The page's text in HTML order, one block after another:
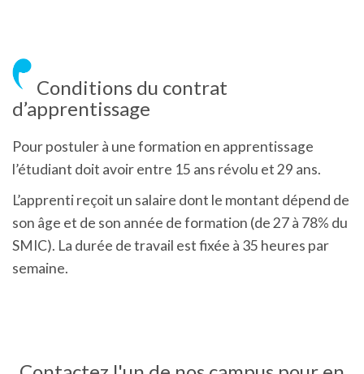
Conditions du contrat
d’apprentissage
Pour postuler à une formation en apprentissage
l’étudiant doit avoir entre 15 ans révolu et 29 ans.
L’apprenti reçoit un salaire dont le montant dépend de
son âge et de son année de formation (de 27 à 78% du
SMIC). La durée de travail est fixée à 35 heures par
semaine.